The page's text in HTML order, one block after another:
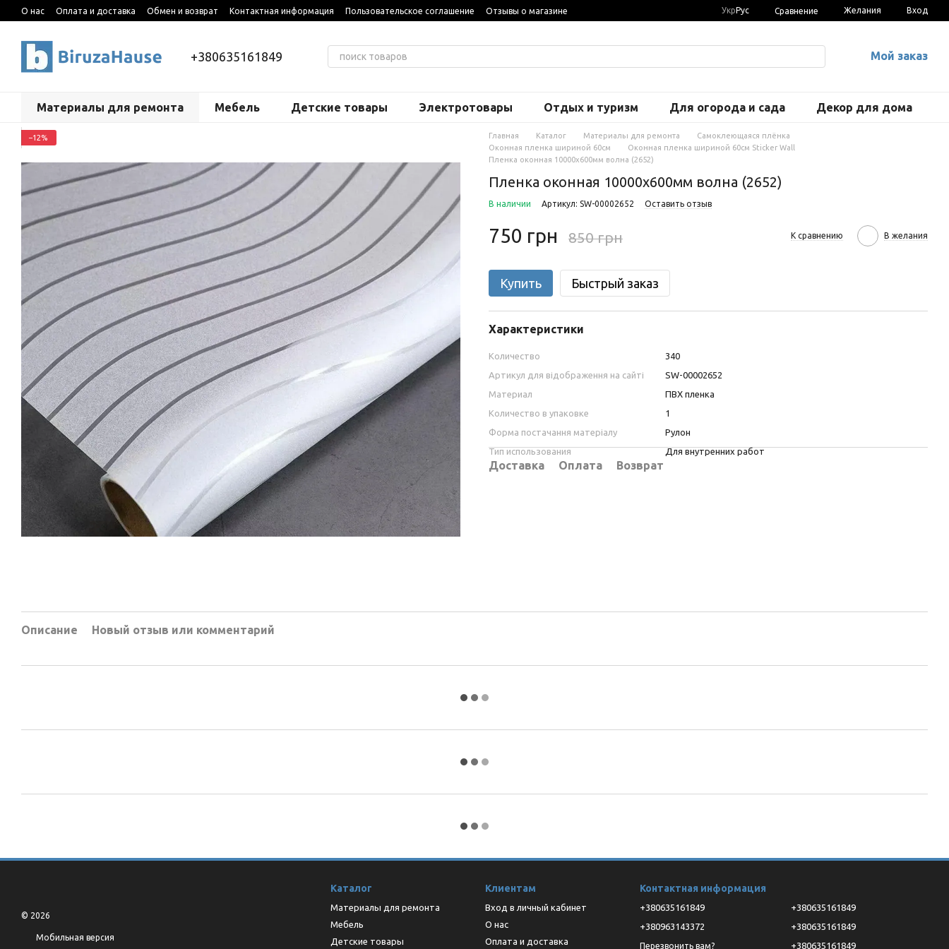
Перейти к основному контенту
О нас Оплата и доставка Обмен и возврат Контактная информация Пользовательское соглашение Отзывы о магазине УкрРус Сравнение Желания Вход
+380635161849 Мой заказ
Материалы для ремонта Мебель Детские товары Электротовары Отдых и туризм Для огорода и сада Декор для дома
−12% Главная Каталог Материалы для ремонта
Самоклеющаяся плёнка
Оконная пленка шириной 60см
Оконная пленка шириной 60см Sticker Wall
Пленка оконная 10000х600мм волна (2652)
Пленка оконная 10000х600мм волна (2652)
В наличии Артикул: SW-00002652 Оставить отзыв
750 грн 850 грн К сравнению В желания
Купить Быстрый заказ
Характеристики
Количество
340
Артикул для відображення на сайті
SW-00002652
Материал
ПВХ пленка
Количество в упаковке
1
Форма постачання матеріалу
Рулон
Тип использования
Для внутренних работ
Доставка Оплата Возврат
Описание Новый отзыв или комментарий
© 2026
Мобильная версия
Каталог
Материалы для ремонта
Мебель
Детские товары
Клиентам
Вход в личный кабинет
О нас
Оплата и доставка
Контактная информация
+380635161849
+380963143372
Перезвонить вам?
+380635161849
+380635161849
+380635161849